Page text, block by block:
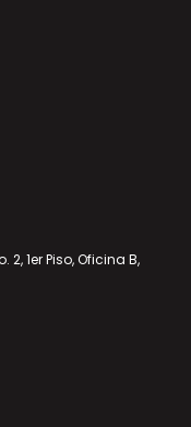
1er Piso, Oficina B,